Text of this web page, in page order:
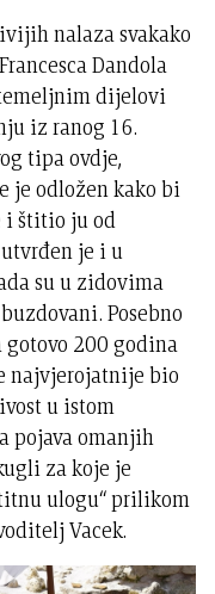
nalaza svakako
Dandola
dijelovi
iz ranog 16.
tipa ovdje,
je odložen kako bi
i štitio ju od
je i u
su u zidovima
Posebno
200 godina
najvjerojatnije bio
u istom
pojava omanjih
za koje je
ulogu“ prilikom
Vacek.